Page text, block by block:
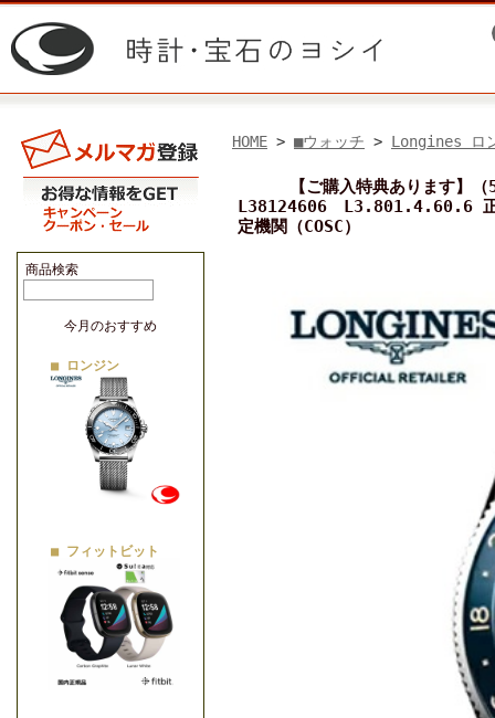
商品検索
今月のおすすめ
■ ロンジン
■ フィットビット
HOME > ■ウォッチ > Longines ロ
【ご購入特典あります】
L38124606 L3.801.4.60.6 正規
定機関（COSC）